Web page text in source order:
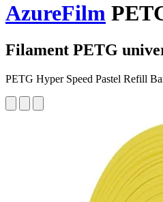
AzureFilm
Filament PETG
PETG Hyper Speed Pastel Refill